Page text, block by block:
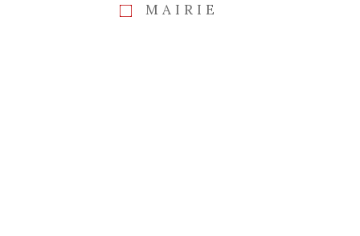
MAIRIE